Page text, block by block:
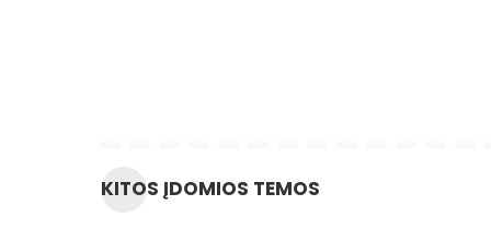
KITOS ĮDOMIOS TEMOS